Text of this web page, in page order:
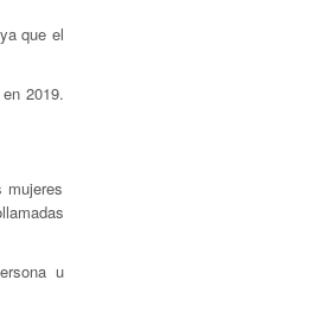
que el
2019.
u